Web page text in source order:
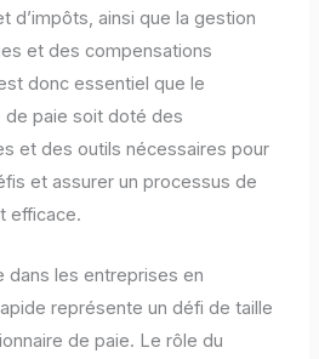
d’impôts, ainsi que la gestion
et des compensations
donc essentiel que le
de paie soit doté des
et des outils nécessaires pour
et assurer un processus de
efficace.
dans les entreprises en
représente un défi de taille
de paie. Le rôle du